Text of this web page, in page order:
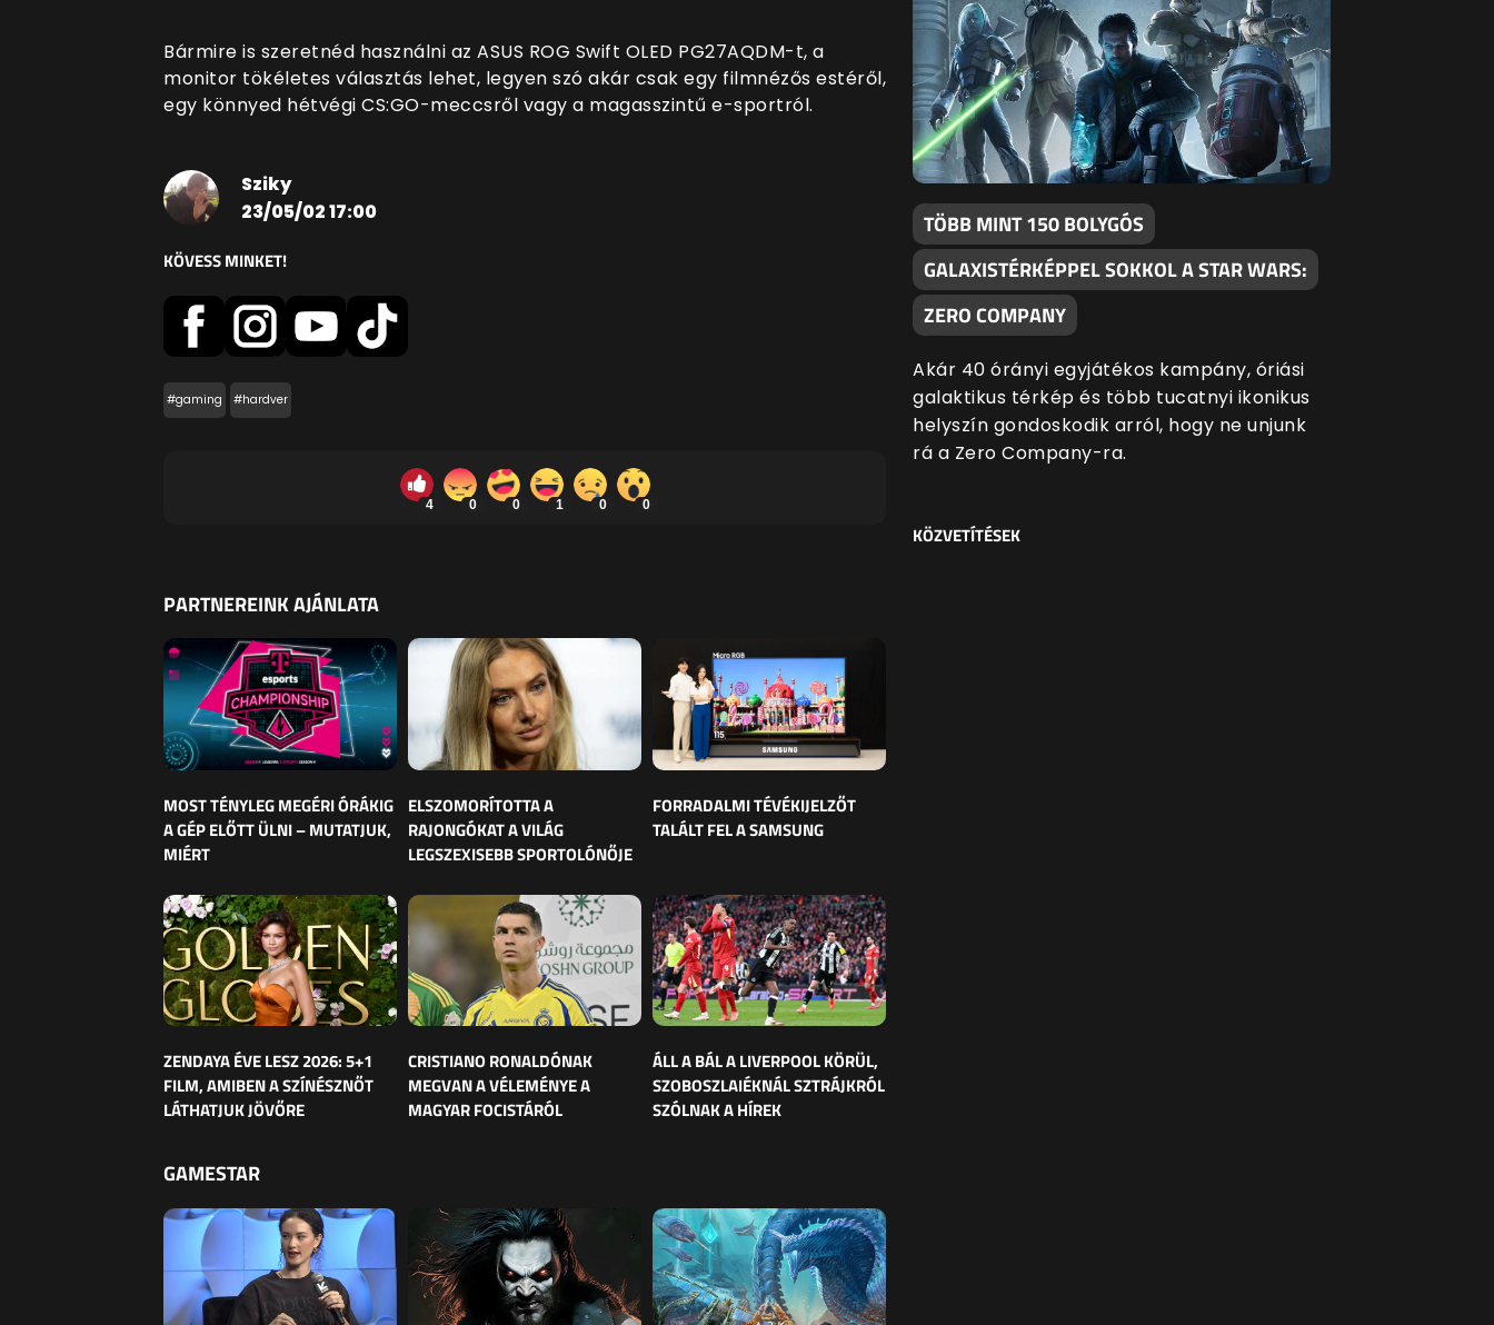
Bármire is szeretnéd használni az ASUS ROG Swift OLED PG27AQDM-t, a
monitor tökéletes választás lehet, legyen szó akár csak egy filmnézős estéről,
egy könnyed hétvégi CS:GO-meccsről vagy a magasszintű e-sportról.
Sziky
23/05/02 17:00
KÖVESS MINKET!
#gaming #hardver
4 0 0 1 0 0
PARTNEREINK AJÁNLATA
MOST TÉNYLEG MEGÉRI ÓRÁKIG
A GÉP ELŐTT ÜLNI – MUTATJUK,
MIÉRT
ELSZOMORÍTOTTA A
RAJONGÓKAT A VILÁG
LEGSZEXISEBB SPORTOLÓNŐJE
FORRADALMI TÉVÉKIJELZŐT
TALÁLT FEL A SAMSUNG
ZENDAYA ÉVE LESZ 2026: 5+1
FILM, AMIBEN A SZÍNÉSZNŐT
LÁTHATJUK JÖVŐRE
CRISTIANO RONALDÓNAK
MEGVAN A VÉLEMÉNYE A
MAGYAR FOCISTÁRÓL
ÁLL A BÁL A LIVERPOOL KÖRÜL,
SZOBOSZLAIÉKNÁL SZTRÁJKRÓL
SZÓLNAK A HÍREK
GAMESTAR
TÖBB MINT 150 BOLYGÓS
GALAXISTÉRKÉPPEL SOKKOL A STAR WARS:
ZERO COMPANY
Akár 40 órányi egyjátékos kampány, óriási
galaktikus térkép és több tucatnyi ikonikus
helyszín gondoskodik arról, hogy ne unjunk
rá a Zero Company-ra.
KÖZVETÍTÉSEK